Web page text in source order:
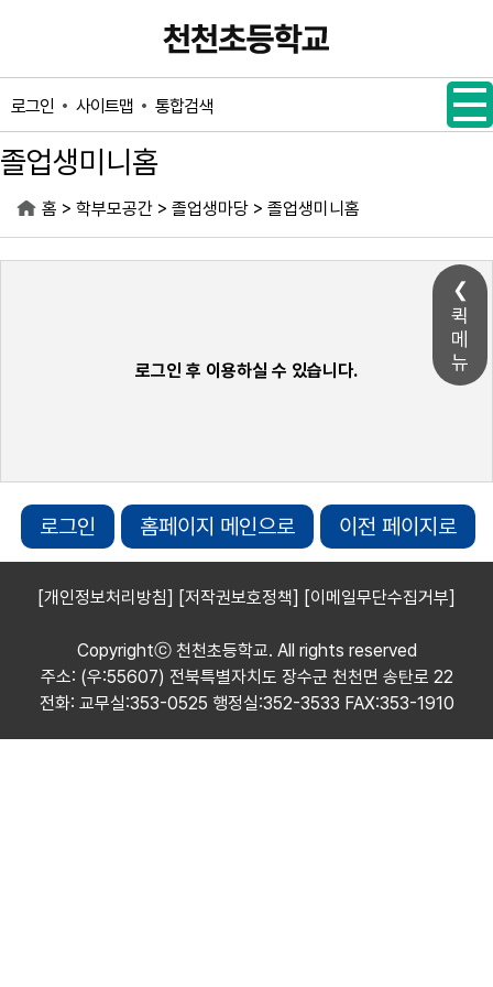
퀵
메
뉴
로그인 사이트맵 통합검색
졸업생미니홈
홈 > 학부모공간 > 졸업생마당 > 졸업생미니홈
로그인 후 이용하실 수 있습니다.
로그인 홈페이지 메인으로 이전 페이지로
[개인정보처리방침] [저작권보호정책] [이메일무단수집거부]
Copyrightⓒ 천천초등학교. All rights reserved
주소: (우:55607) 전북특별자치도 장수군 천천면 송탄로 22
전화: 교무실:353-0525 행정실:352-3533 FAX:353-1910